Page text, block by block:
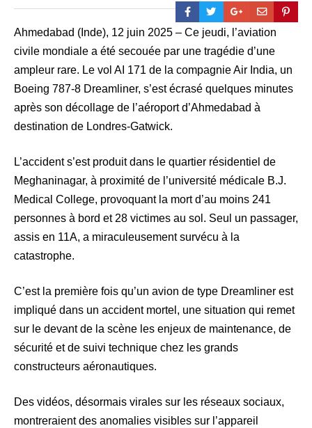
Ahmedabad (Inde), 12 juin 2025 – Ce jeudi, l’aviation
civile mondiale a été secouée par une tragédie d’une
ampleur rare. Le vol AI 171 de la compagnie Air India, un
Boeing 787-8 Dreamliner, s’est écrasé quelques minutes
après son décollage de l’aéroport d’Ahmedabad à
destination de Londres-Gatwick.
L’accident s’est produit dans le quartier résidentiel de
Meghaninagar, à proximité de l’université médicale B.J.
Medical College, provoquant la mort d’au moins 241
personnes à bord et 28 victimes au sol. Seul un passager,
assis en 11A, a miraculeusement survécu à la
catastrophe.
C’est la première fois qu’un avion de type Dreamliner est
impliqué dans un accident mortel, une situation qui remet
sur le devant de la scène les enjeux de maintenance, de
sécurité et de suivi technique chez les grands
constructeurs aéronautiques.
Des vidéos, désormais virales sur les réseaux sociaux,
montreraient des anomalies visibles sur l’appareil